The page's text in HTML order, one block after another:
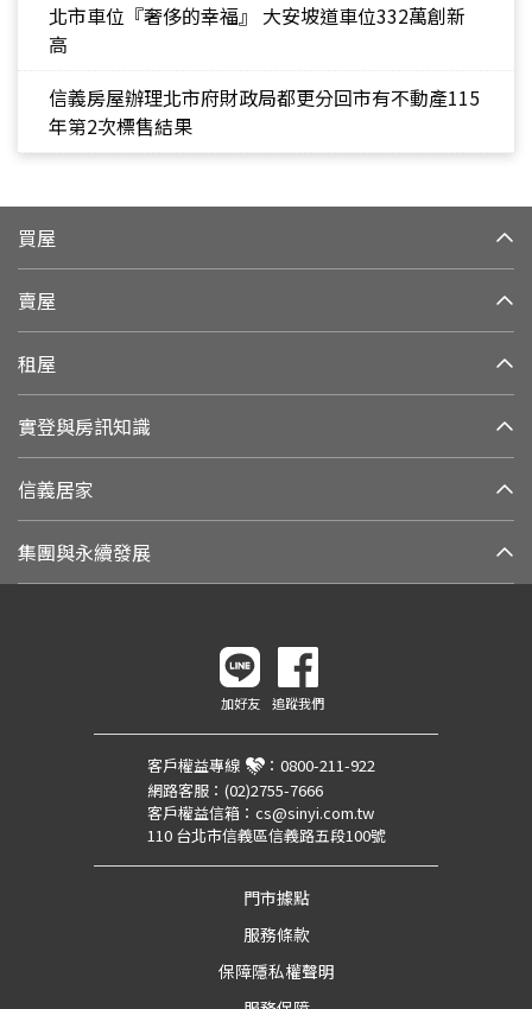
北市車位『奢侈的幸福』 大安坡道車位332萬創新
高
信義房屋辦理北市府財政局都更分回市有不動產115
年第2次標售結果
買屋
賣屋
租屋
實登與房訊知識
信義居家
集團與永續發展
加好友 追蹤我們
客戶權益專線 ： 0800-211-922
網路客服： (02)2755-7666
客戶權益信箱： cs@sinyi.com.tw
110 台北市信義區信義路五段100號
門市據點
服務條款
保障隱私權聲明